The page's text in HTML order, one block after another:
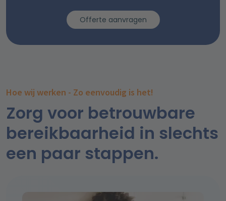
Offerte aanvragen
Hoe wij werken - Zo eenvoudig is het!
Zorg voor betrouwbare
bereikbaarheid in slechts
een paar stappen.